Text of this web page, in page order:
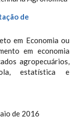
de
em Economia ou
em economia
agropecuários,
estatística e
de 2016